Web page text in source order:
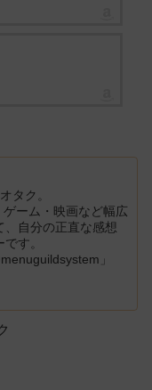
タク。
ーム・映画など幅広
、自分の正直な感想
す。
」